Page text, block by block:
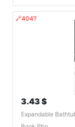
🔗404?
3.43 $
Expandable